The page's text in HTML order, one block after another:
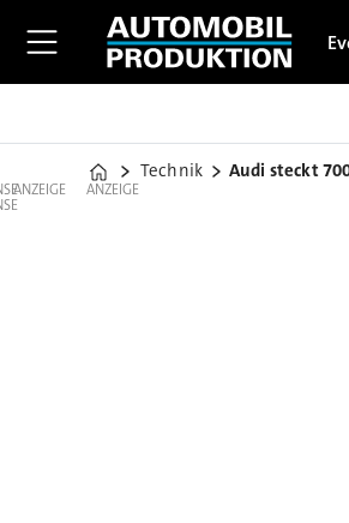
Home
Technik Audi steckt
ANZEIGE ANZEIGE